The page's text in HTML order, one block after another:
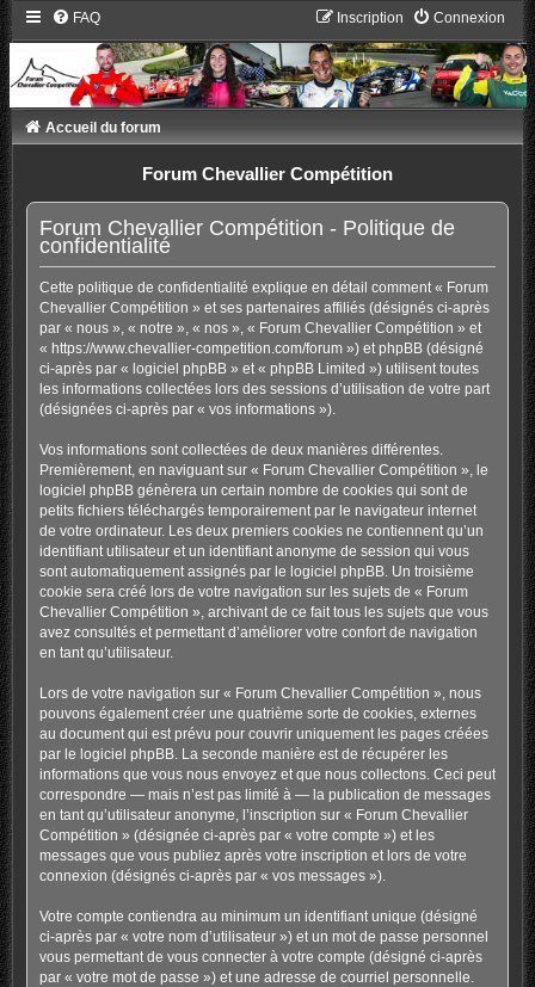
FAQ Connexion
Inscription
Accueil du forum
Forum Chevallier Compétition
Forum Chevallier Compétition - Politique de
confidentialité
Cette politique de confidentialité explique en détail comment « Forum
Chevallier Compétition » et ses partenaires affiliés (désignés ci-après
par « nous », « notre », « nos », « Forum Chevallier Compétition » et
« https://www.chevallier-competition.com/forum ») et phpBB (désigné
ci-après par « logiciel phpBB » et « phpBB Limited ») utilisent toutes
les informations collectées lors des sessions d’utilisation de votre part
(désignées ci-après par « vos informations »).
Vos informations sont collectées de deux manières différentes.
Premièrement, en naviguant sur « Forum Chevallier Compétition », le
logiciel phpBB génèrera un certain nombre de cookies qui sont de
petits fichiers téléchargés temporairement par le navigateur internet
de votre ordinateur. Les deux premiers cookies ne contiennent qu’un
identifiant utilisateur et un identifiant anonyme de session qui vous
sont automatiquement assignés par le logiciel phpBB. Un troisième
cookie sera créé lors de votre navigation sur les sujets de « Forum
Chevallier Compétition », archivant de ce fait tous les sujets que vous
avez consultés et permettant d’améliorer votre confort de navigation
en tant qu’utilisateur.
Lors de votre navigation sur « Forum Chevallier Compétition », nous
pouvons également créer une quatrième sorte de cookies, externes
au document qui est prévu pour couvrir uniquement les pages créées
par le logiciel phpBB. La seconde manière est de récupérer les
informations que vous nous envoyez et que nous collectons. Ceci peut
correspondre — mais n’est pas limité à — la publication de messages
en tant qu’utilisateur anonyme, l’inscription sur « Forum Chevallier
Compétition » (désignée ci-après par « votre compte ») et les
messages que vous publiez après votre inscription et lors de votre
connexion (désignés ci-après par « vos messages »).
Votre compte contiendra au minimum un identifiant unique (désigné
ci-après par « votre nom d’utilisateur ») et un mot de passe personnel
vous permettant de vous connecter à votre compte (désigné ci-après
par « votre mot de passe ») et une adresse de courriel personnelle.